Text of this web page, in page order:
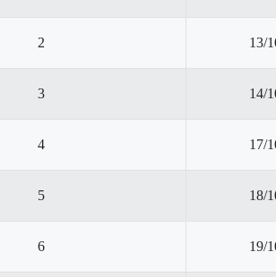
2 13/
3 14/
4 17/
5 18/
6 19/